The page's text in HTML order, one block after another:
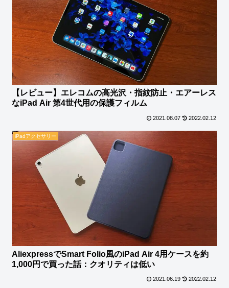
【レビュー】エレコムの高光沢・指紋防止・エアーレス
なiPad Air 第4世代用の保護フィルム
2021.08.07 2022.02.12
iPadアクセサリー
AliexpressでSmart Folio風のiPad Air 4用ケースを約
1,000円で買った話：クオリティは低い
2021.06.19 2022.02.12